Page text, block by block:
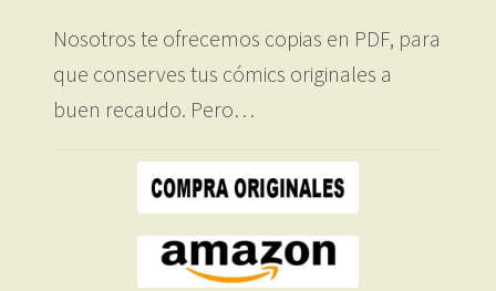
Nosotros te ofrecemos copias en PDF, para
que conserves tus cómics originales a
buen recaudo. Pero…